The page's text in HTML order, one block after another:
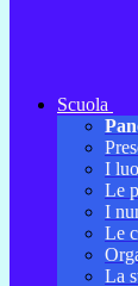
Scuola
I
Le
I
Le
La